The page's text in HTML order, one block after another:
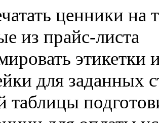
ценники на
из прайс-листа
этикетки
для заданных
таблицы